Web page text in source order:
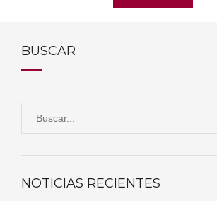
BUSCAR
c
NOTICIAS RECIENTES